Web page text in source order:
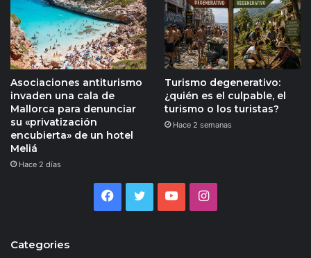
Asociaciones antiturismo
invaden una cala de
Mallorca para denunciar
su «privatización
encubierta» de un hotel
Meliá
Hace 2 días
Turismo degenerativo:
¿quién es el culpable, el
turismo o los turistas?
Hace 2 semanas
Facebook
TwitterYouTubeInstagram
Categories